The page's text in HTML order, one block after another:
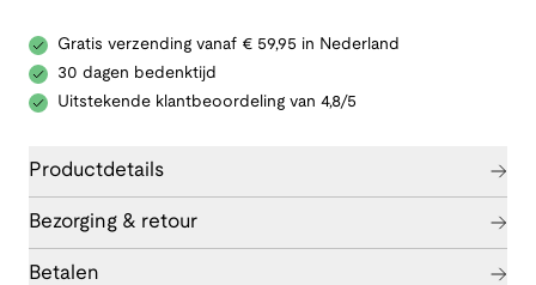
Gratis verzending vanaf € 59,95 in Nederland
30 dagen bedenktijd
Uitstekende klantbeoordeling van 4,8/5
Productdetails
Bezorging & retour
Betalen